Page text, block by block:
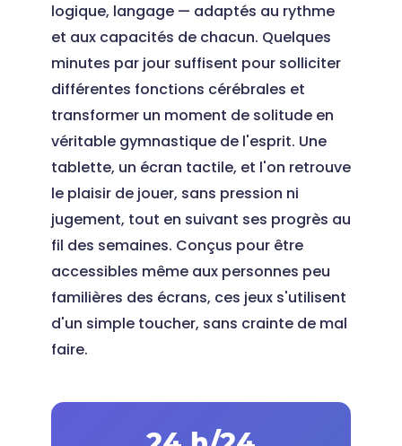
logique, langage — adaptés au rythme
et aux capacités de chacun. Quelques
minutes par jour suffisent pour solliciter
différentes fonctions cérébrales et
transformer un moment de solitude en
véritable gymnastique de l'esprit. Une
tablette, un écran tactile, et l'on retrouve
le plaisir de jouer, sans pression ni
jugement, tout en suivant ses progrès au
fil des semaines. Conçus pour être
accessibles même aux personnes peu
familières des écrans, ces jeux s'utilisent
d'un simple toucher, sans crainte de mal
faire.